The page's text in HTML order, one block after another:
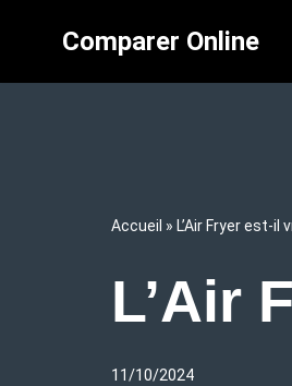
au
Comparer Online
Accueil » L’Air Fryer est-il
L’Air
11/10/2024